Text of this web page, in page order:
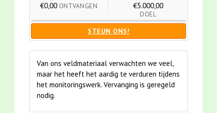
€0,00 ONTVANGEN €5.000,00
DOEL
STEUN ONS!
Van ons veldmateriaal verwachten we veel,
maar het heeft het aardig te verduren tijdens
het monitoringswerk. Vervanging is geregeld
nodig.